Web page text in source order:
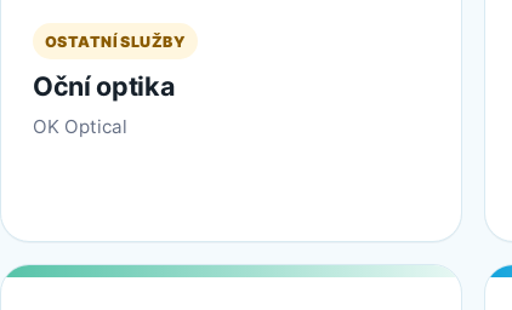
OSTATNÍ SLUŽBY
Oční optika
OK Optical